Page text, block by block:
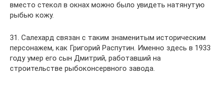
вместо стекол в окнах можно было увидеть натянутую
рыбью кожу.
31. Салехард связан с таким знаменитым историческим
персонажем, как Григорий Распутин. Именно здесь в 1933
году умер его сын Дмитрий, работавший на
строительстве рыбоконсервного завода.